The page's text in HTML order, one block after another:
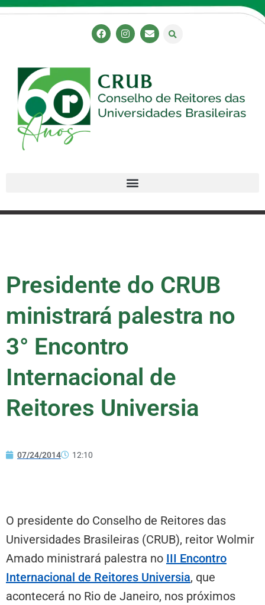
Presidente do CRUB
ministrará palestra no
3° Encontro
Internacional de
Reitores Universia
07/24/2014 12:10
O presidente do Conselho de Reitores das
Universidades Brasileiras (CRUB), reitor Wolmir
Amado ministrará palestra no III Encontro
Internacional de Reitores Universia, que
acontecerá no Rio de Janeiro, nos próximos